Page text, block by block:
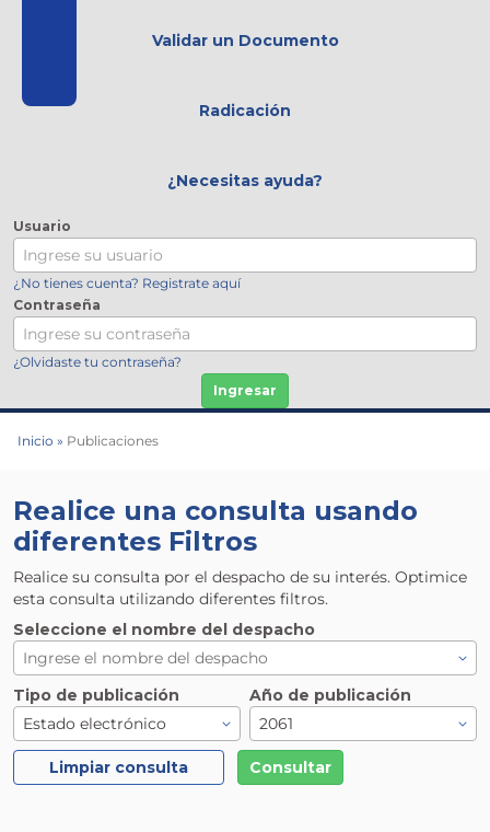
Validar un Documento
Radicación
¿Necesitas ayuda?
Usuario
¿No tienes cuenta? Registrate aquí
Contraseña
¿Olvidaste tu contraseña?
Ingresar
Inicio Publicaciones
Realice una consulta usando
diferentes Filtros
Realice su consulta por el despacho de su interés. Optimice
esta consulta utilizando diferentes filtros.
Seleccione el nombre del despacho
Tipo de publicación
Estado electrónico
Año de publicación
2061
Limpiar consulta Consultar